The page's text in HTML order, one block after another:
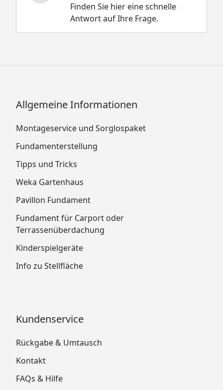
Finden Sie hier eine schnelle
Antwort auf Ihre Frage.
Allgemeine Informationen
Montageservice und Sorglospaket
Fundamenterstellung
Tipps und Tricks
Weka Gartenhaus
Pavillon Fundament
Fundament für Carport oder
Terrassenüberdachung
Kinderspielgeräte
Info zu Stellfläche
Kundenservice
Rückgabe & Umtausch
Kontakt
FAQs & Hilfe